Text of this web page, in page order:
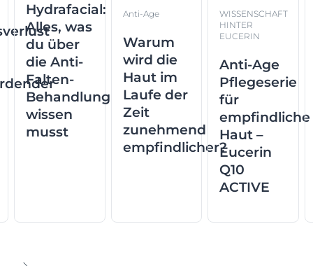
Hydrafacial:
Alles, was
du über
die Anti-
Falten-
Behandlung
wissen
musst
Anti-Age
Warum
wird die
Haut im
Laufe der
Zeit
zunehmend
empfindlicher?
WISSENSCHAFT
HINTER
EUCERIN
Anti-Age
Pflegeserie
für
empfindliche
Haut –
Eucerin
Q10
ACTIVE